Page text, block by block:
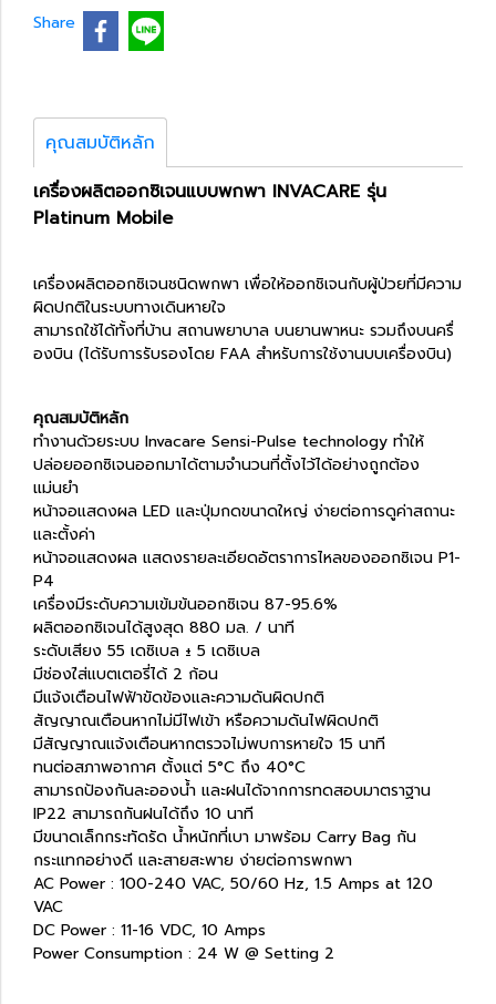
Share
คุณสมบัติหลัก
เครื่องผลิตออกซิเจนแบบพกพา INVACARE รุ่น
Platinum Mobile
เครื่องผลิตออกซิเจนชนิดพกพา เพื่อให้ออกชิเจนกับผู้ป่วยที่มีความ
ผิดปกติในระบบทางเดินหายใจ
สามารถใช้ได้ทั้งที่บ้าน สถานพยาบาล บนยานพาหนะ รวมถึงบนครื่
องบิน (ได้รับการรับรองโดย FAA สำหรับการใช้งานบบเครื่องบิน)
คุณสมบัติหลัก
ทำงานด้วยระบบ Invacare Sensi-Pulse technology ทำให้
ปล่อยออกซิเจนออกมาได้ตามจำนวนที่ตั้งไว้ได้อย่างถูกต้อง
แม่นยำ
หน้าจอแสดงผล LED และปุ่มกดขนาดใหญ่ ง่ายต่อการดูค่าสถานะ
และตั้งค่า
หน้าจอแสดงผล แสดงรายละเอียดอัตราการไหลของออกซิเจน P1-
P4
เครื่องมีระดับความเข้มข้นออกซิเจน 87-95.6%
ผลิตออกซิเจนได้สูงสุด 880 มล. / นาที
ระดับเสียง 55 เดซิเบล ± 5 เดซิเบล
มีช่องใ่ส่แบตเตอรี่ได้ 2 ก้อน
มีแจ้งเตือนไฟฟ้าขัดข้องและความดันผิดปกติ
สัญญาณเตือนหากไม่มีไฟเข้า หรือความดันไฟผิดปกติ
มีสัญญาณแจ้งเตือนหากตรวจไม่พบการหายใจ 15 นาที
ทนต่อสภาพอากาศ ตั้งแต่ 5°C ถึง 40°C
สามารถป้องกันละอองน้ำ และฝนได้จากการทดสอบมาตราฐาน
IP22 สามารถกันฝนได้ถึง 10 นาที
มีขนาดเล็กกระทัดรัด น้ำหนักที่เบา มาพร้อม Carry Bag กัน
กระแทกอย่างดี และสายสะพาย ง่ายต่อการพกพา
AC Power : 100-240 VAC, 50/60 Hz, 1.5 Amps at 120
VAC
DC Power : 11-16 VDC, 10 Amps
Power Consumption : 24 W @ Setting 2